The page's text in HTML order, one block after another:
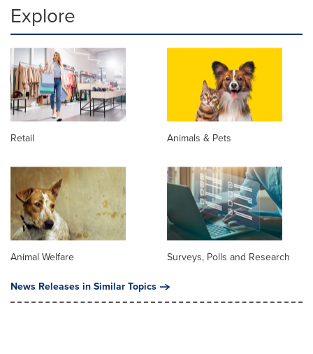
Explore
Retail Animals & Pets
Animal Welfare
Surveys, Polls and Research
News Releases in Similar Topics